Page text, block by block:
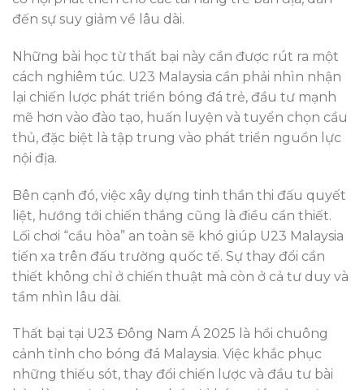
đến sự suy giảm về lâu dài.
Những bài học từ thất bại này cần được rút ra một
cách nghiêm túc. U23 Malaysia cần phải nhìn nhận
lại chiến lược phát triển bóng đá trẻ, đầu tư mạnh
mẽ hơn vào đào tạo, huấn luyện và tuyển chọn cầu
thủ, đặc biệt là tập trung vào phát triển nguồn lực
nội địa.
Bên cạnh đó, việc xây dựng tinh thần thi đấu quyết
liệt, hướng tới chiến thắng cũng là điều cần thiết.
Lối chơi “cầu hòa” an toàn sẽ khó giúp U23 Malaysia
tiến xa trên đấu trường quốc tế. Sự thay đổi cần
thiết không chỉ ở chiến thuật mà còn ở cả tư duy và
tầm nhìn lâu dài.
Thất bại tại U23 Đông Nam Á 2025 là hồi chuông
cảnh tỉnh cho bóng đá Malaysia. Việc khắc phục
những thiếu sót, thay đổi chiến lược và đầu tư bài